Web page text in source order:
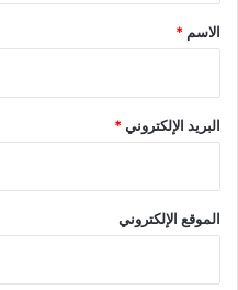
*
الاسم *
البريد الإلكتروني*
الموقع الإلكتروني